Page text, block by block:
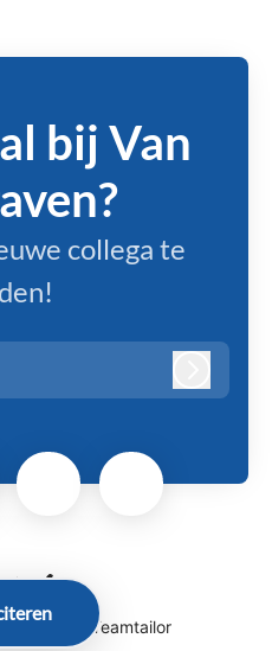
bij Van
collega te
door Teamtailor